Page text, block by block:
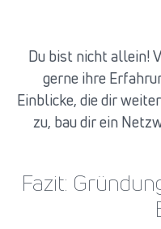
Du bist nicht allein!
gerne ihre
Einblicke, die dir
zu, bau dir ein
Fazit: